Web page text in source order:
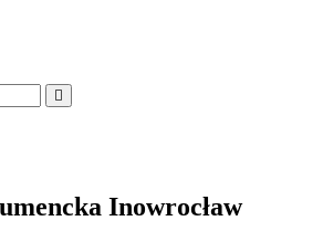
Inowrocław